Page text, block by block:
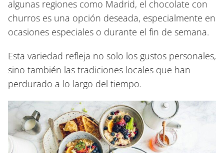
algunas regiones como Madrid, el chocolate con
churros es una opción deseada, especialmente en
ocasiones especiales o durante el fin de semana.
Esta variedad refleja no solo los gustos personales,
sino también las tradiciones locales que han
perdurado a lo largo del tiempo.